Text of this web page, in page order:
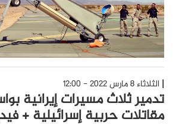
الثلاثاء 8 مارس 2022 - 12:00
تدمير ثلاث مسيرات إيرانية
مقاتلات حربية إسرائيلية +